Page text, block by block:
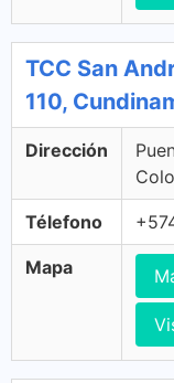
TCC San
110,
Dirección
Télefono
Mapa